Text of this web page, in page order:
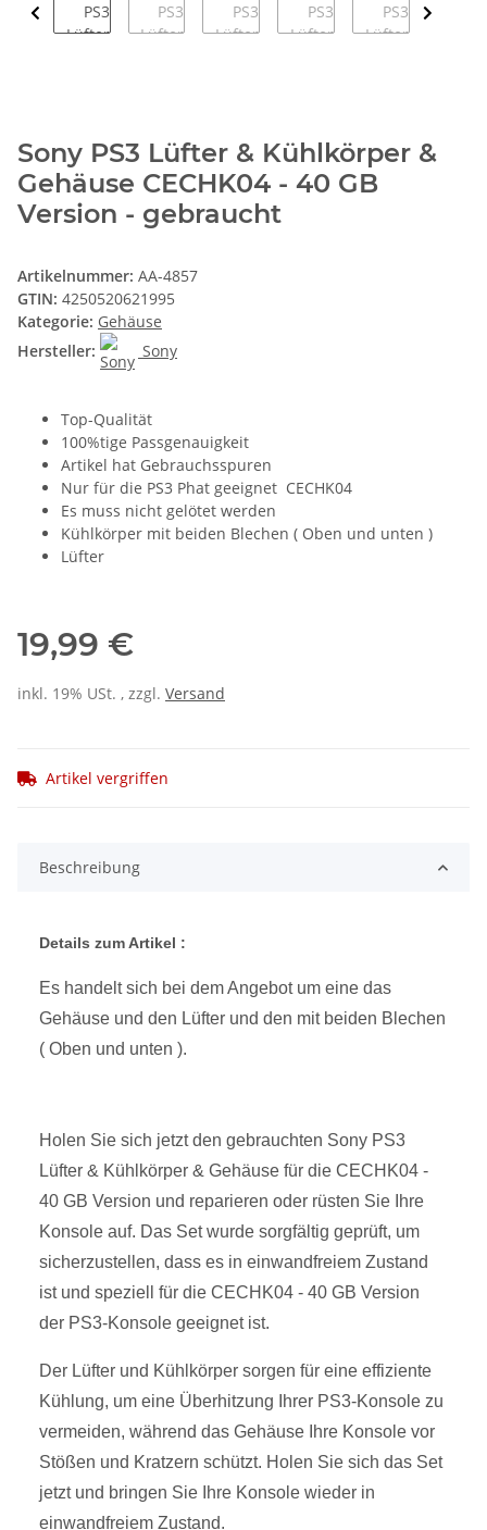
Sony PS3 Lüfter & Kühlkörper &
Gehäuse CECHK04 - 40 GB
Version - gebraucht
Artikelnummer: AA-4857
GTIN: 4250520621995
Kategorie: Gehäuse
Hersteller:
Sony
Top-Qualität
100%tige Passgenauigkeit
Artikel hat Gebrauchsspuren
Nur für die PS3 Phat geeignet CECHK04
Es muss nicht gelötet werden
Kühlkörper mit beiden Blechen ( Oben und unten )
Lüfter
19,99 €
inkl. 19% USt. , zzgl. Versand
Artikel vergriffen
Beschreibung
Details zum Artikel :
Es handelt sich bei dem Angebot um eine das
Gehäuse und den Lüfter und den mit beiden Blechen
( Oben und unten ).
Holen Sie sich jetzt den gebrauchten Sony PS3
Lüfter & Kühlkörper & Gehäuse für die CECHK04 -
40 GB Version und reparieren oder rüsten Sie Ihre
Konsole auf. Das Set wurde sorgfältig geprüft, um
sicherzustellen, dass es in einwandfreiem Zustand
ist und speziell für die CECHK04 - 40 GB Version
der PS3-Konsole geeignet ist.
Der Lüfter und Kühlkörper sorgen für eine effiziente
Kühlung, um eine Überhitzung Ihrer PS3-Konsole zu
vermeiden, während das Gehäuse Ihre Konsole vor
Stößen und Kratzern schützt. Holen Sie sich das Set
jetzt und bringen Sie Ihre Konsole wieder in
einwandfreiem Zustand.